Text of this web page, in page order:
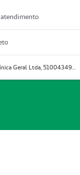
Prestador: Vipmed Clínica Geral Ltda, 51004349-0 (Nome Fantasia: Policlínica Master)